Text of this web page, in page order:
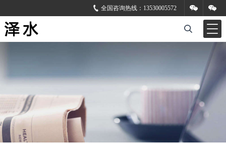
全国咨询热线： 13530005572